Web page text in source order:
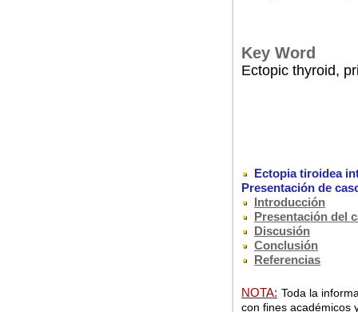
Key Word
Ectopic thyroid,
Ectopia tiroidea
Presentación de
Introducción
Presentación del
Discusión
Conclusión
Referencias
NOTA: Toda la
con fines académicos